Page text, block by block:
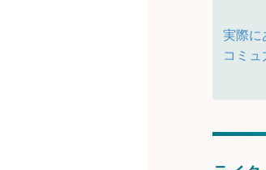
実際に
コミュ